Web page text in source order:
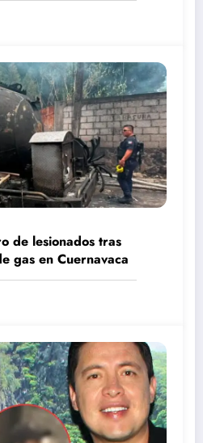
de lesionados tras
gas en Cuernavaca